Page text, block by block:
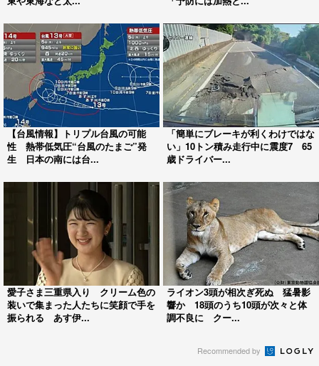
【台風情報】トリプル台風の可能
性 熱帯低気圧“台風のたまご”発
生 日本の南には台...
「簡単にブレーキが利くわけではな
い」10トン積み走行中に震度7 65
歳ドライバー...
愛子さま三重県入り クリーム色の
装いで集まった人たちに笑顔で手を
振られる あす伊...
ライオン3頭が相次ぎ死ぬ 猛暑影
響か 18頭のうち10頭が次々と体
調不良に クー...
Recommended by